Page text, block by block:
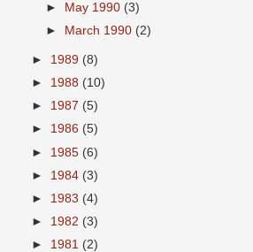
►
May 1990 (3)
►
March 1990 (2)
► 1989 (8)
► 1988 (10)
► 1987 (5)
► 1986 (5)
► 1985 (6)
► 1984 (3)
► 1983 (4)
► 1982 (3)
► 1981 (2)